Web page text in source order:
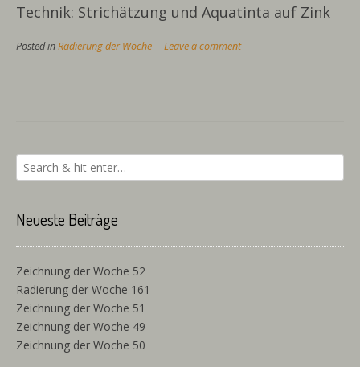
Technik: Strichätzung und Aquatinta auf Zink
Posted inRadierung der Woche Leave a comment
Neueste Beiträge
Zeichnung der Woche 52
Radierung der Woche 161
Zeichnung der Woche 51
Zeichnung der Woche 49
Zeichnung der Woche 50